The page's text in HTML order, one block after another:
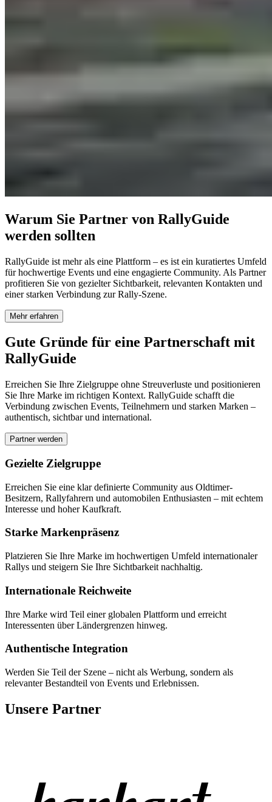
Warum Sie Partner von RallyGuide
werden sollten
RallyGuide ist mehr als eine Plattform – es ist ein kuratiertes Umfeld
für hochwertige Events und eine engagierte Community. Als Partner
profitieren Sie von gezielter Sichtbarkeit, relevanten Kontakten und
einer starken Verbindung zur Rally-Szene.
Mehr erfahren
Gute Gründe für eine Partnerschaft mit
RallyGuide
Erreichen Sie Ihre Zielgruppe ohne Streuverluste und positionieren
Sie Ihre Marke im richtigen Kontext. RallyGuide schafft die
Verbindung zwischen Events, Teilnehmern und starken Marken –
authentisch, sichtbar und international.
Partner werden
Gezielte Zielgruppe
Erreichen Sie eine klar definierte Community aus Oldtimer-
Besitzern, Rallyfahrern und automobilen Enthusiasten – mit echtem
Interesse und hoher Kaufkraft.
Starke Markenpräsenz
Platzieren Sie Ihre Marke im hochwertigen Umfeld internationaler
Rallys und steigern Sie Ihre Sichtbarkeit nachhaltig.
Internationale Reichweite
Ihre Marke wird Teil einer globalen Plattform und erreicht
Interessenten über Ländergrenzen hinweg.
Authentische Integration
Werden Sie Teil der Szene – nicht als Werbung, sondern als
relevanter Bestandteil von Events und Erlebnissen.
Unsere Partner